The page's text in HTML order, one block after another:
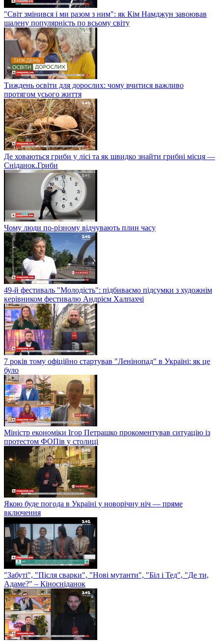
"Світ змінився і ми разом з ним": як Кім Намджун завоював
шалену популярність по всьому світу
Тиждень освіти для дорослих: чому вчитися важливо
протягом усього життя
Де ховаються гриби у лісі та як швидко знайти грибні місця —
Сніданок.Гриби
Чому люди по-різному відчувають плин часу
49-й фестиваль "Молодість": підбиваємо підсумки з художнім
керівником фестивалю Андрієм Халпахчі
7 років тому офіційно стартував "Ленінопад" в Україні: як це
було
Міністр економіки Ігор Петрашко прокоментував ситуацію із
протестом ФОПів у столиці
Якою буде погода в Україні у новорічну ніч — пряме
включення
"Забуті", "Після сварки", "Нові мутанти", "Біл і Тед", "Де ти,
Адаме?" – Кіносніданок